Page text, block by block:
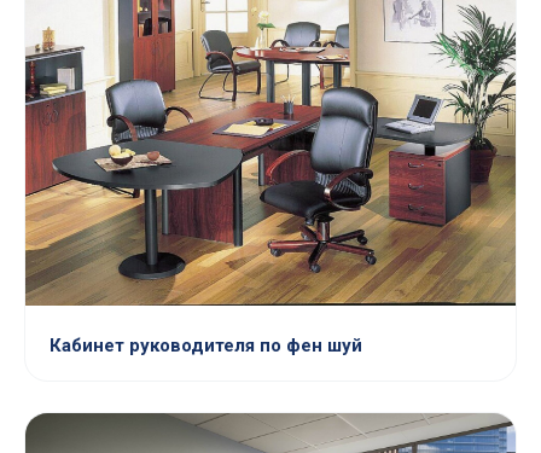
Кабинет руководителя по фен шуй